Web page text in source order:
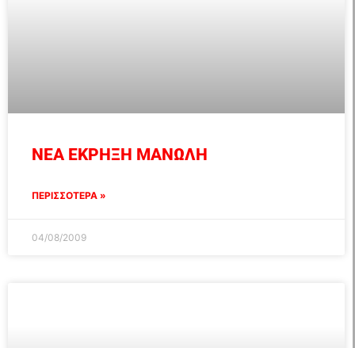
ΝΕΑ ΕΚΡΗΞΗ ΜΑΝΩΛΗ
ΠΕΡΙΣΣΟΤΕΡΑ »
04/08/2009